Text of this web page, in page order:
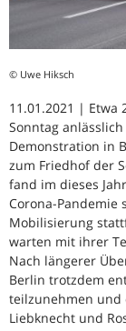
© Uwe Hiksch
11.01.2021 |
Sonntag
Demonstration in
zum Friedhof der
fand im dieses
Corona-Pandemie
Mobilisierung
warten mit ihrer
Nach längerer
Berlin trotzdem
teilzunehmen und
Liebknecht und